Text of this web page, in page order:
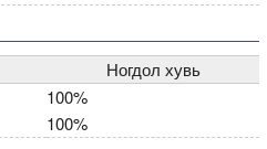
Ногдол хувь
100%
100%